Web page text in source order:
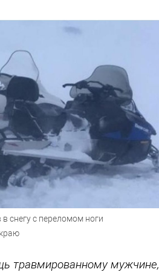
снегу с переломом ноги
травмированному мужчине,